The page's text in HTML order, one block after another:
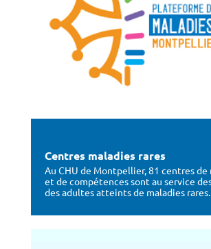
Centres maladies rares
Au CHU de Montpellier, 81 centres de
et de compétences sont au service
des adultes atteints de maladies rares.